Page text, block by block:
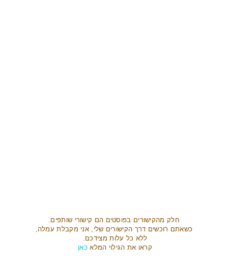
חלק מהקישורים בפוסטים הם קישורי שותפים.
כשאתם רוכשים דרך הקישורים שלי, אני מקבלת עמלה,
ללא כל עלות מצידכם.
קראו את הגילוי המלא כאן